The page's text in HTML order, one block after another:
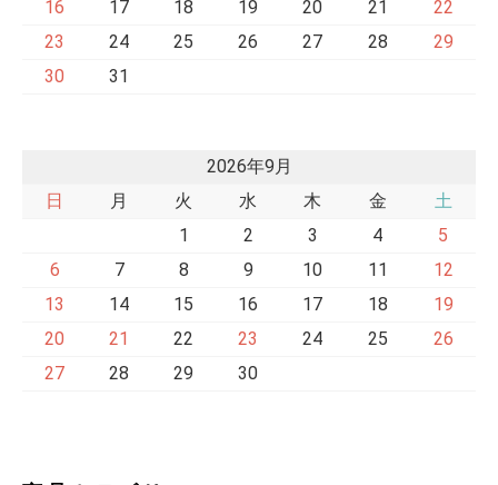
16
17 18 19 20 21
22
23
24 25 26 27 28
29
30
31
2026年9月
日
月 火 水 木 金
土
1
2 3 4
5
6
7 8 9 10 11
12
13
14 15 16 17 18
19
20
21 22 23 24 25
26
27
28 29 30